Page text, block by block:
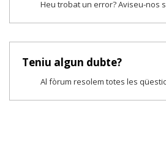
Heu trobat un error? Aviseu-nos
Teniu algun dubte?
Al fòrum resolem totes les